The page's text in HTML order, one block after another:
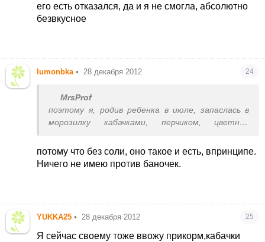
его есть отказался, да и я не смогла, абсолютно
безвкусное
lumonbka • 28 декабря 2012 24
MrsProf
поэтому я, родив ребенка в июле, запаслась в
морозилку кабачками, перчиком, цветной
перчиком молотит на ура.
а баночное я когда-то старшему покупала в
потому что без соли, оно такое и есть, впринципе.
Ничего не имею против баночек.
YUKKA25 • 28 декабря 2012 25
Я сейчас своему тоже ввожу прикорм,кабачки